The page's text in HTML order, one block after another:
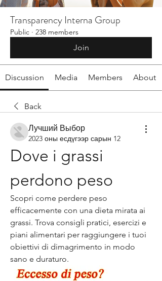
Transparency Interna Group
Public · 238 members
Join
Discussion Media Members About
Back
Лучший Выбор
2023 оны есдүгээр сарын 12
Dove i grassi
perdono peso
Scopri come perdere peso
efficacemente con una dieta mirata ai
grassi. Trova consigli pratici, esercizi e
piani alimentari per raggiungere i tuoi
obiettivi di dimagrimento in modo
sano e duraturo.